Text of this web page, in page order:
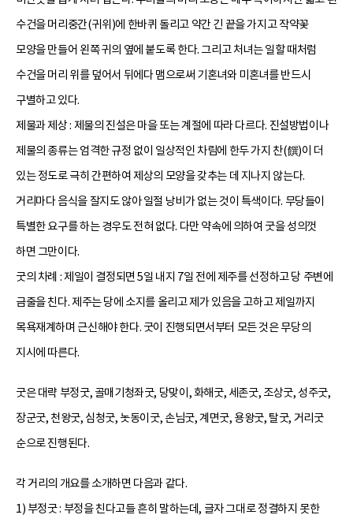
수건을 머리중간(귀위)에 한바퀴 돌리고 약간 긴 끝을 가지고 작약꽃
모양을 만들어 왼쪽 귀의 옆에 붙도록 한다. 그리고 처녀는 일할 때처럼
수건을 머리 위를 덮어서 뒤에다 맴으로써 기혼녀와 미혼녀를 반드시
구별하고 있다.
제물과 제상 : 제물의 진설은 마을 또는 계절에 따라 다르다. 진설방법이나
제물의 종류는 엄격한 규정 없이 일상적인 차림에 한두 가지 찬(饌)이 더
있는 정도로 극히 간편하여 제상의 모양을 갖추는 데 지나지 않는다.
거리마다 음식을 잘지도 않아 일절 낭비가 없는 것이 특색이다. 무당들이
특별한 요구를 하는 경우도 전혀 없다. 다만 약속에 의하여 굿을 성의껏
하면 그만이다.
굿의 차례 : 제일이 결정되면 5일 내지 7일 전에 제주를 선정하고 당 주변에
금줄을 친다. 제주는 당에 소지를 올리고 제가 있음을 고하고 제일까지
목욕재계하며 근신해야 한다. 굿이 진행되면서부터 모든 것은 무당의
지시에 따른다.
굿은 대략 부정굿, 골매기청좌굿, 당맞이, 화해굿, 세존굿, 조상굿, 성주굿,
장군굿, 천왕굿, 심청굿, 놋동이굿, 손님굿, 계면굿, 용왕굿, 탈굿, 거리굿
순으로 진행된다.
각 거리의 개요를 소개하면 다음과 같다.
1) 부정굿 : 부정을 친다고들 흔히 말하는데, 글자 그대로 정결하지 못한